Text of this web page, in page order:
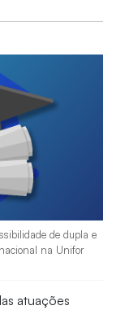
de dupla e
na Unifor
atuações